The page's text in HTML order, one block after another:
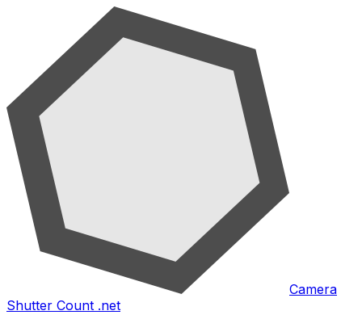
Camera
Shutter Count .net